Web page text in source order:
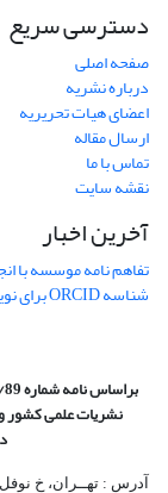
دسترسی سریع
صفحه اصلی
درباره نشریه
اعضای هیات تحریریه
ارسال مقاله
تماس با ما
نقشه سایت
آخرین اخبار
تفاهم نامه موسسه با
شناسه ORCID برای نویسنده مسئول
براساس نامه شماره 26953/11/3/89 در جلسة مورخ 31/6/89 کمیسیون
نشریات علمی کشور